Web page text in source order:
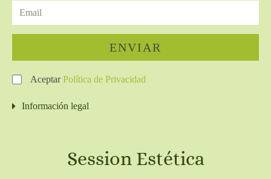
AceptarPolítica de Privacidad
ENVIAR
Información legal
Session Estética